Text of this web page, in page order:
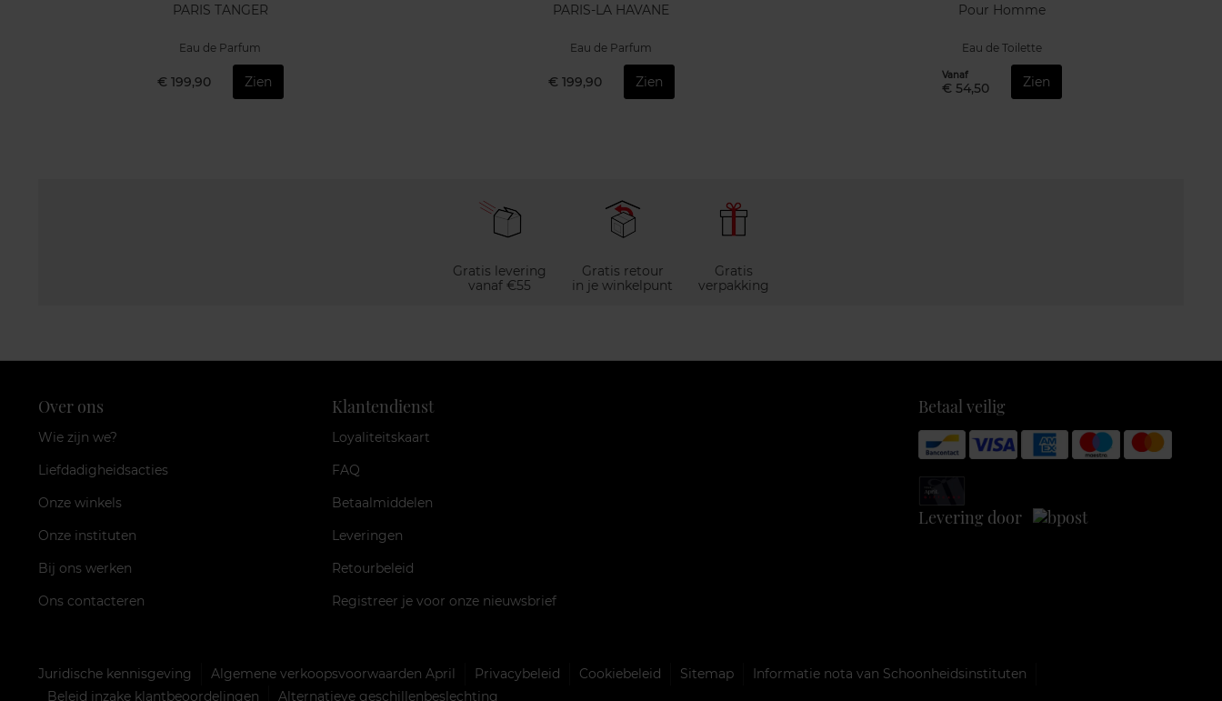
PARIS TANGER
Eau de Parfum
€ 199,90 Zien
PARIS-LA HAVANE
Eau de Parfum
€ 199,90 Zien
Pour Homme
Eau de Toilette
Vanaf
€ 54,50 Zien
Gratis levering
vanaf €55
Gratis retour
in je winkelpunt
Gratis
verpakking
Over ons
Wie zijn we?
Liefdadigheidsacties
Onze winkels
Onze instituten
Bij ons werken
Ons contacteren
Klantendienst
Loyaliteitskaart
FAQ
Betaalmiddelen
Leveringen
Retourbeleid
Registreer je voor onze nieuwsbrief
Betaal veilig
Levering door
Juridische kennisgeving Algemene verkoopsvoorwaarden April Privacybeleid Cookiebeleid Sitemap
Informatie nota van Schoonheidsinstituten
Beleid inzake klantbeoordelingen
Alternatieve geschillenbeslechting